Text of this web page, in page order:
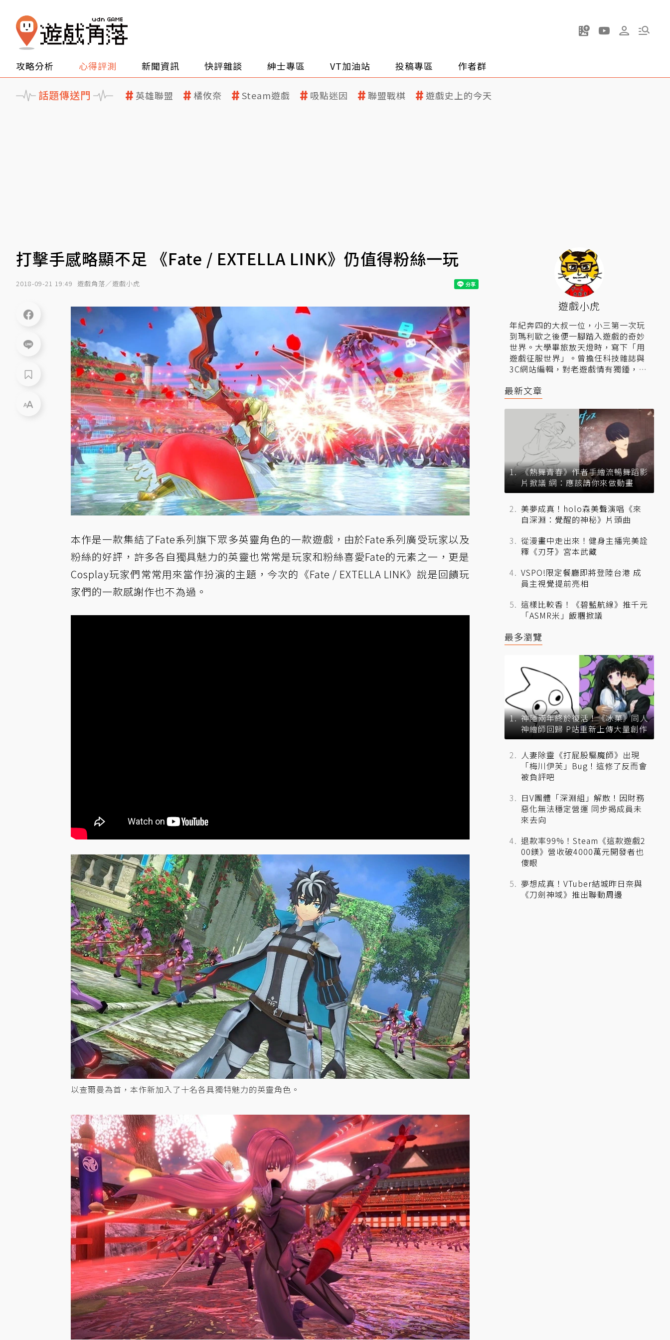
攻略分析 心得評測 新聞資訊 快評雜談 紳士專區 VT加油站 投稿專區 作者群
話題傳送門 英雄聯盟 橘攸奈 Steam遊戲 吸點迷因 聯盟戰棋 遊戲史上的今天
打擊手感略顯不足 《Fate / EXTELLA LINK》仍值得粉絲一玩
2018-09-21 19:49 遊戲角落／遊戲小虎
本作是一款集結了Fate系列旗下眾多英靈角色的一款遊戲，由於Fate系列廣受玩家以及
粉絲的好評，許多各自獨具魅力的英靈也常常是玩家和粉絲喜愛Fate的元素之一，更是
Cosplay玩家們常常用來當作扮演的主題，今次的《Fate / EXTELLA LINK》說是回饋玩
家們的一款感謝作也不為過。
以查爾曼為首，本作新加入了十名各具獨特魅力的英靈角色。
遊戲小虎
年紀奔四的大叔一位，小三第一次玩
到瑪利歐之後便一腳踏入遊戲的奇妙
世界。大學畢旅放天燈時，寫下「用
遊戲征服世界」。曾擔任科技雜誌與
3C網站編輯，對老遊戲情有獨鍾，盼
光。
▍相關連結：
道。
最新文章
《熱舞青春》作者手繪流暢舞蹈影
片掀議 網：應該請你來做動畫
美夢成真！holo森美聲演唱《來
自深淵：覺醒的神秘》片頭曲
從漫畫中走出來！健身主播完美詮
釋《刃牙》宮本武藏
VSPO!限定餐廳即將登陸台港 成
員主視覺提前亮相
這樣比較香！《碧藍航線》推千元
「ASMR米」飯糰掀議
最多瀏覽
神隱兩年終於復活！《冰菓》同人
神繪師回歸 P站重新上傳大量創作
人妻除靈《打屁股驅魔師》出現
「梅川伊芙」Bug！這修了反而會
被負評吧
日V團體「深淵組」解散！因財務
惡化無法穩定營運 同步揭成員未
來去向
退款率99%！Steam《這款遊戲2
00鎂》營收破4000萬元開發者也
傻眼
夢想成真！VTuber結城昨日奈與
《刀劍神域》推出聯動周邊